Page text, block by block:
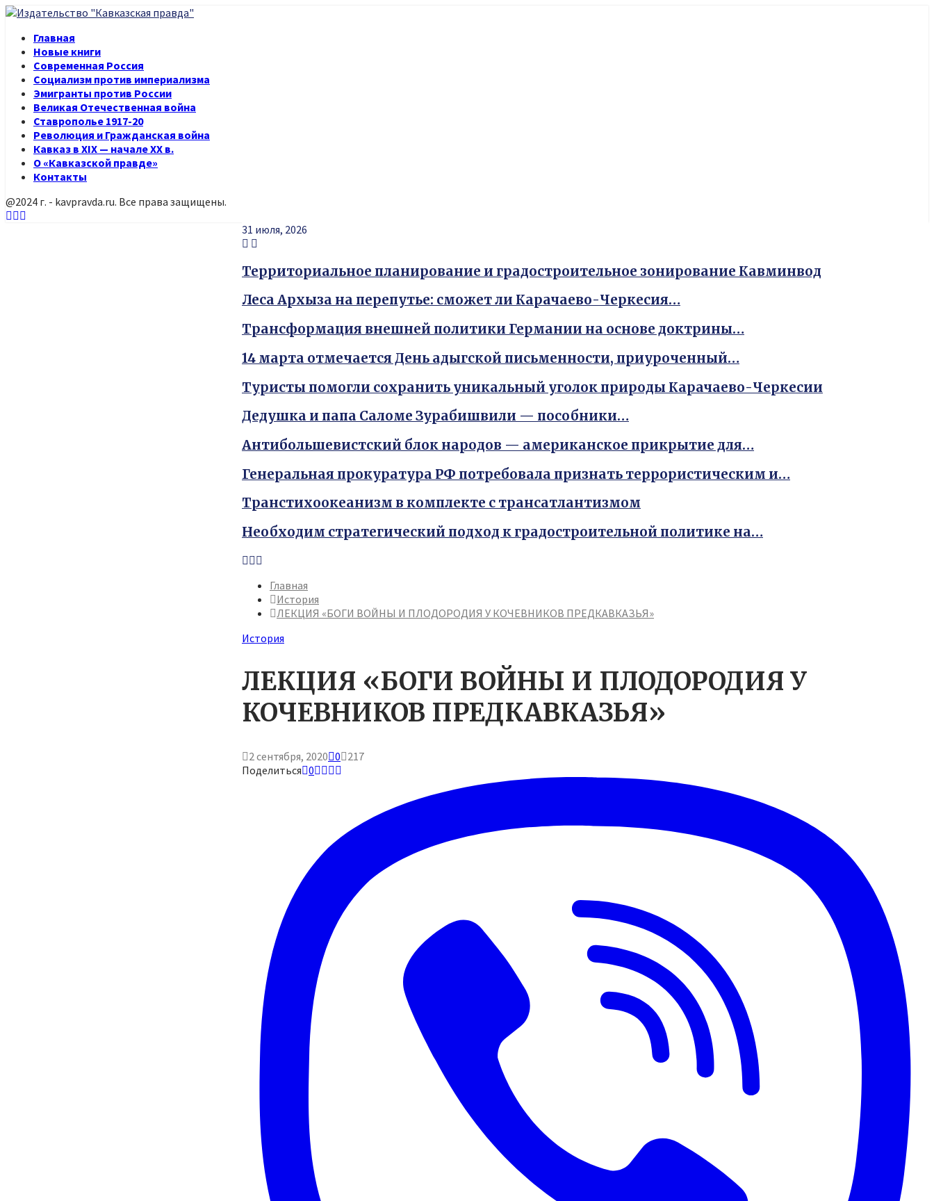
Главная
Новые книги
Современная Россия
Социализм против империализма
Эмигранты против России
Великая Отечественная война
Ставрополье 1917-20
Революция и Гражданская война
Кавказ в XIX — начале XX в.
О «Кавказской правде»
Контакты
@2024 г. - kavpravda.ru. Все права защищены.
Youtube
Vk
31 июля, 2026
Территориальное планирование и градостроительное зонирование Кавминвод
Леса Архыза на перепутье: сможет ли Карачаево-Черкесия…
Трансформация внешней политики Германии на основе доктрины…
14 марта отмечается День адыгской письменности, приуроченный…
Туристы помогли сохранить уникальный уголок природы Карачаево-Черкесии
Дедушка и папа Саломе Зурабишвили — пособники…
Антибольшевистский блок народов — американское прикрытие для…
Генеральная прокуратура РФ потребовала признать террористическим и…
Транстихоокеанизм в комплекте с трансатлантизмом
Необходим стратегический подход к градостроительной политике на…
Youtube
Vk
Главная
История
ЛЕКЦИЯ «БОГИ ВОЙНЫ И ПЛОДОРОДИЯ У КОЧЕВНИКОВ ПРЕДКАВКАЗЬЯ»
История
ЛЕКЦИЯ «БОГИ ВОЙНЫ И ПЛОДОРОДИЯ У
КОЧЕВНИКОВ ПРЕДКАВКАЗЬЯ»
2 сентября, 2020 0 217
Поделиться 0